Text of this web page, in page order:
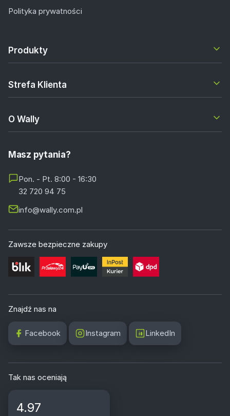
Polityka prywatności
Produkty
Strefa Klienta
O Wally
Masz pytania?
Pon. - Pt. 8:00 - 16:30
32 720 94 75
info@wally.com.pl
Zawsze bezpieczne zakupy
Znajdź nas na
Facebook Instagram LinkedIn
Tak nas oceniają
4.97